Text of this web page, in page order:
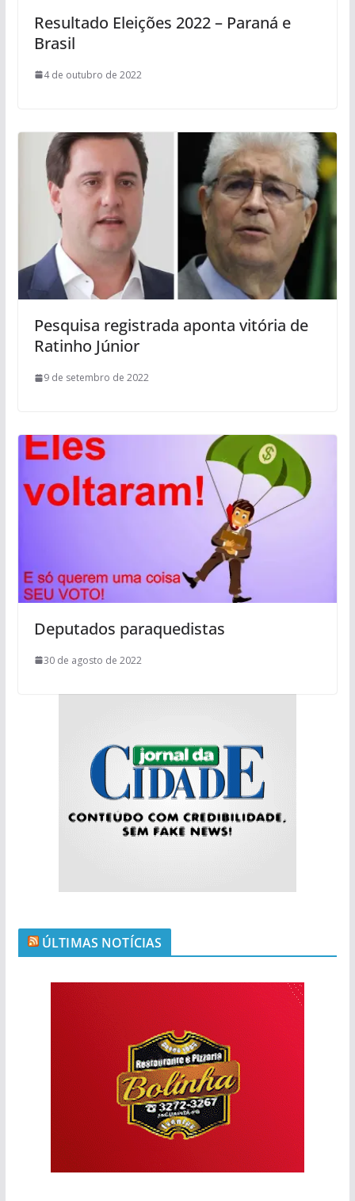
Resultado Eleições 2022 – Paraná e
Brasil
4 de outubro de 2022
Pesquisa registrada aponta vitória de
Ratinho Júnior
9 de setembro de 2022
Deputados paraquedistas
30 de agosto de 2022
ÚLTIMAS NOTÍCIAS